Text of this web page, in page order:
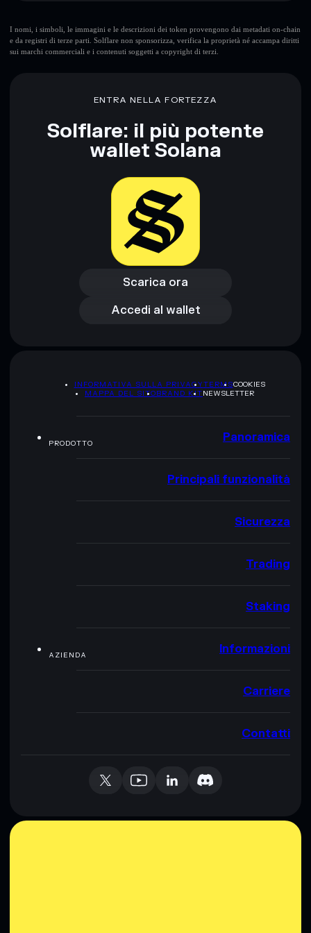
I nomi, i simboli, le immagini e le descrizioni dei token provengono dai metadati on-chain
e da registri di terze parti. Solflare non sponsorizza, verifica la proprietà né accampa diritti
sui marchi commerciali e i contenuti soggetti a copyright di terzi.
ENTRA NELLA FORTEZZA
Solflare: il più potente
wallet Solana
Scarica ora
Scarica ora
Accedi al wallet
Accedi al wallet
INFORMATIVA SULLA PRIVACYTERMSCOOKIES
MAPPA DEL SITOBRAND KITNEWSLETTER
PRODOTTO Panoramica
Principali funzionalità
Sicurezza
Trading
Staking
AZIENDA Informazioni
Carriere
Contatti